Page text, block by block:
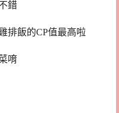
錯
排飯的CP值最高啦
唷